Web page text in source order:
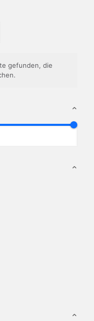
gefunden, die